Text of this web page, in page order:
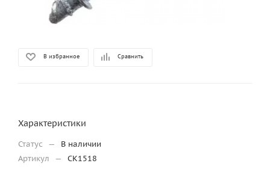
В избранное Сравнить
Характеристики
Статус —
В наличии
Артикул
— CK1518